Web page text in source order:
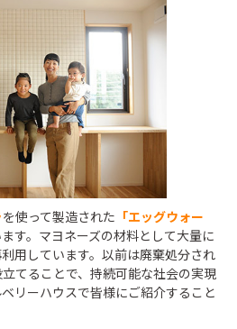
を使って製造された 「エッグウォー
す。マヨネーズの材料として大量に
用しています。以前は廃棄処分され
てることで、持続可能な社会の実現
リーハウスで皆様にご紹介すること